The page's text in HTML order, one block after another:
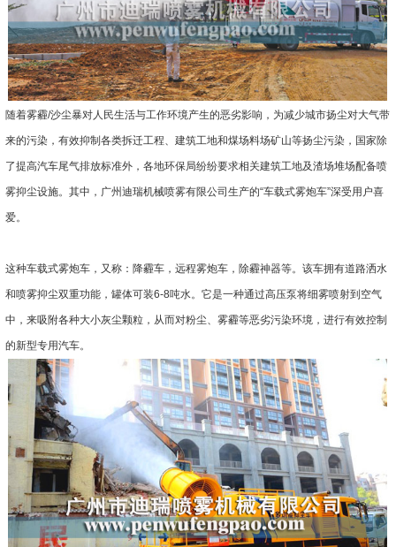
随着雾霾/沙尘暴对人民生活与工作环境产生的恶劣影响，为减少城市扬尘对大气带
来的污染，有效抑制各类拆迁工程、建筑工地和煤场料场矿山等扬尘污染，国家除
了提高汽车尾气排放标准外，各地环保局纷纷要求相关建筑工地及渣场堆场配备喷
雾抑尘设施。其中，广州迪瑞机械喷雾有限公司生产的“车载式雾炮车”深受用户喜
爱。
这种车载式雾炮车，又称：降霾车，远程雾炮车，除霾神器等。该车拥有道路洒水
和喷雾抑尘双重功能，罐体可装6-8吨水。它是一种通过高压泵将细雾喷射到空气
中，来吸附各种大小灰尘颗粒，从而对粉尘、雾霾等恶劣污染环境，进行有效控制
的新型专用汽车。